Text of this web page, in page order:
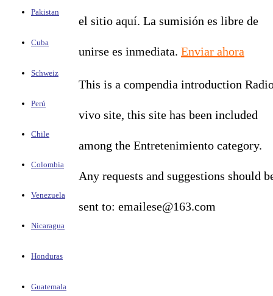
Pakistan
Cuba
Schweiz
Perú
Chile
Colombia
Venezuela
Nicaragua
Honduras
Guatemala
el sitio aquí. La sumisión es libre de
unirse es inmediata. Enviar ahora
This is a compendia introduction
vivo site, this site has been included
among the Entretenimiento category.
Any requests and suggestions should
sent to: emailese@163.com